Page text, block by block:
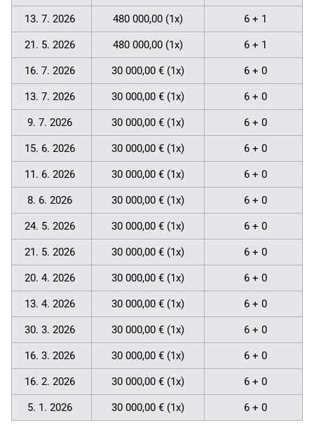
13. 7. 2026 480 000,00 (1x) 6 + 1
21. 5. 2026 480 000,00 (1x) 6 + 1
16. 7. 2026 30 000,00 € (1x) 6 + 0
13. 7. 2026 30 000,00 € (1x) 6 + 0
9. 7. 2026 30 000,00 € (1x) 6 + 0
15. 6. 2026 30 000,00 € (1x) 6 + 0
11. 6. 2026 30 000,00 € (1x) 6 + 0
8. 6. 2026 30 000,00 € (1x) 6 + 0
24. 5. 2026 30 000,00 € (1x) 6 + 0
21. 5. 2026 30 000,00 € (1x) 6 + 0
20. 4. 2026 30 000,00 € (1x) 6 + 0
13. 4. 2026 30 000,00 € (1x) 6 + 0
30. 3. 2026 30 000,00 € (1x) 6 + 0
16. 3. 2026 30 000,00 € (1x) 6 + 0
16. 2. 2026 30 000,00 € (1x) 6 + 0
5. 1. 2026 30 000,00 € (1x) 6 + 0